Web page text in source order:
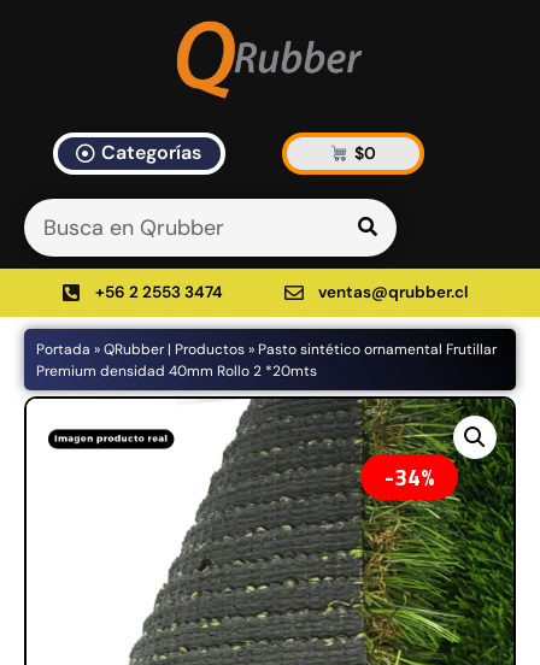
Categorías $0
+56 2 2553 3474 ventas@qrubber.cl
Portada »QRubber | Productos» Pasto sintético ornamental Frutillar
Premium densidad 40mm Rollo 2 *20mts
34%
Artículos Blog
535 results found in 10ms
Filtrar
Productos
48%